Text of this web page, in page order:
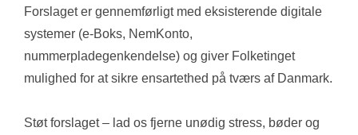
Forslaget er gennemførligt med eksisterende digitale
systemer (e-Boks, NemKonto,
nummerpladegenkendelse) og giver Folketinget
mulighed for at sikre ensartethed på tværs af Danmark.
Støt forslaget – lad os fjerne unødig stress, bøder og